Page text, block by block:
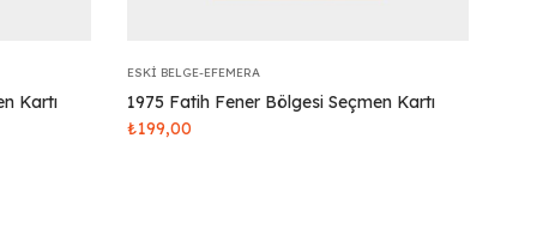
Kartı
ESKI BELGE-EFEMERA
1975 Fatih Fener Bölgesi Seçmen Kartı
₺199,00